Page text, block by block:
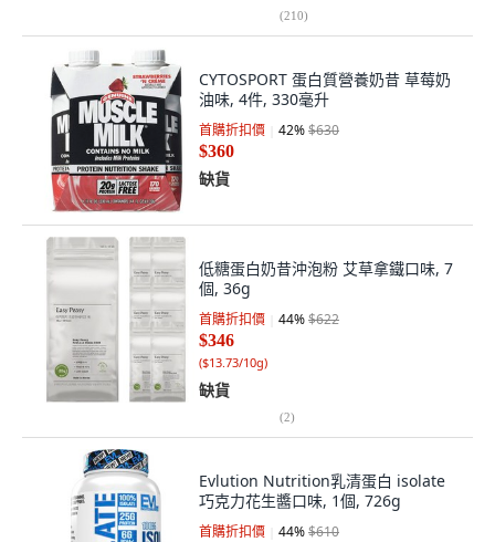
(210)
CYTOSPORT 蛋白質營養奶昔 草莓奶
油味, 4件, 330毫升
首購折扣價 42%$630
$360
缺貨
低糖蛋白奶昔沖泡粉 艾草拿鐵口味, 7
個, 36g
首購折扣價 44%$622
$346
($13.73/10g)
缺貨
(2)
Evlution Nutrition乳清蛋白 isolate
巧克力花生醬口味, 1個, 726g
首購折扣價 44%$610